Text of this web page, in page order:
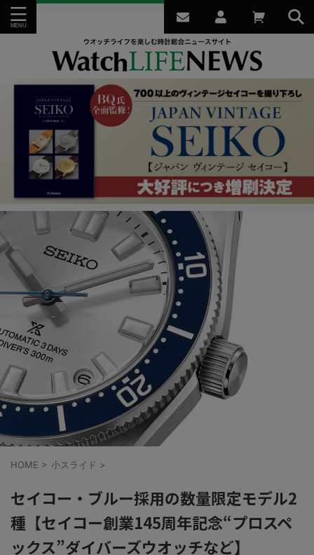
HOME > 小スライド >
セイコー・ブルー採用の数量限定モデル2
種【セイコー創業145周年記念“プロスペ
ックス”ダイバーズウオッチなど】